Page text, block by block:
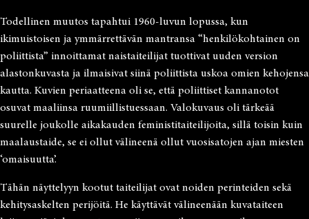
Todellinen muutos tapahtui 1960-luvun lopussa, kun
ikimuistoisen ja ymmärrettävän mantransa “henkilökohtainen on
poliittista” innoittamat naistaiteilijat tuottivat uuden version
alastonkuvasta ja ilmaisivat siinä poliittista uskoa omien kehojensa
kautta. Kuvien periaatteena oli se, että poliittiset kannanotot
osuvat maaliinsa ruumiillistuessaan. Valokuvaus oli tärkeää
suurelle joukolle aikakauden feministitaiteilijoita, sillä toisin kuin
maalaustaide, se ei ollut välineenä ollut vuosisatojen ajan miesten
‘omaisuutta’.
Tähän näyttelyyn kootut taiteilijat ovat noiden perinteiden sekä
kehitysaskelten perijöitä. He käyttävät välineenään kuvataiteen